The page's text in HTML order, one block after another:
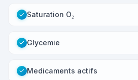
Saturation O₂
Glycemie
Medicaments actifs